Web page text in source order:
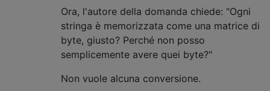
Ora, l'autore della domanda chiede: "Ogni
stringa è memorizzata come una matrice di
byte, giusto? Perché non posso
semplicemente avere quei byte?"
Non vuole alcuna conversione.